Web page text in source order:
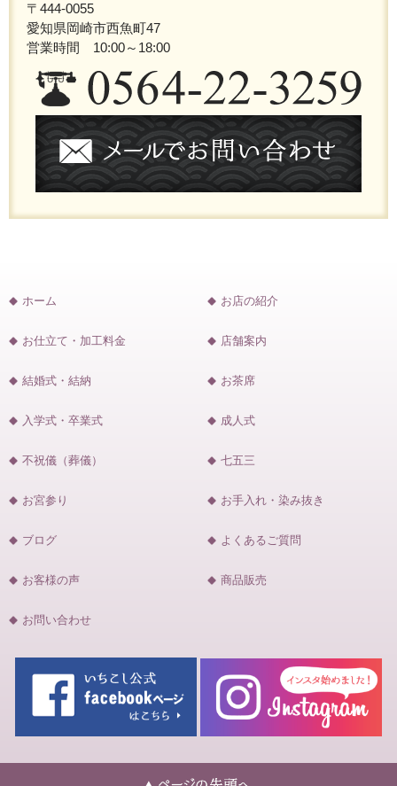
〒444-0055
愛知県岡崎市西魚町47
営業時間 10:00～18:00
ホーム お店の紹介
お仕立て・加工料金 店舗案内
結婚式・結納 お茶席
入学式・卒業式 成人式
不祝儀（葬儀） 七五三
お宮参り お手入れ・染み抜き
ブログ よくあるご質問
お客様の声 商品販売
お問い合わせ